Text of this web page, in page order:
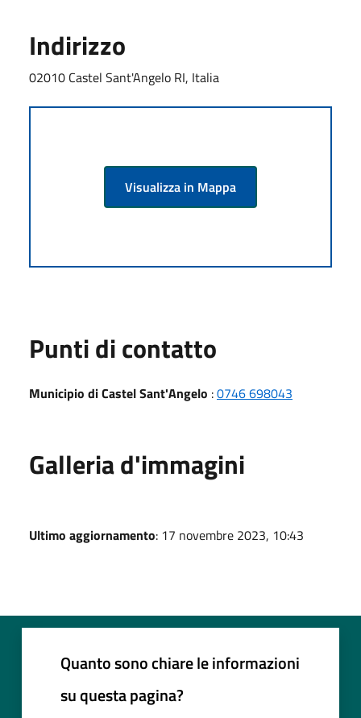
Indirizzo
02010 Castel Sant'Angelo RI, Italia
Visualizza in Mappa
Punti di contatto
Municipio di Castel Sant'Angelo :0746 698043
Galleria d'immagini
Ultimo aggiornamento: 17 novembre 2023, 10:43
Quanto sono chiare le informazioni
su questa pagina?